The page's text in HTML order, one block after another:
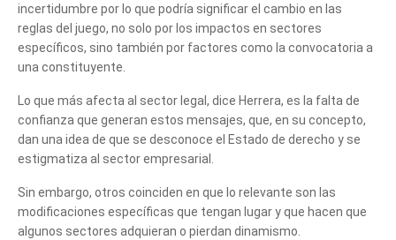
incertidumbre por lo que podría significar el cambio en las
reglas del juego, no solo por los impactos en sectores
específicos, sino también por factores como la convocatoria a
una constituyente.
Lo que más afecta al sector legal, dice Herrera, es la falta de
confianza que generan estos mensajes, que, en su concepto,
dan una idea de que se desconoce el Estado de derecho y se
estigmatiza al sector empresarial.
Sin embargo, otros coinciden en que lo relevante son las
modificaciones específicas que tengan lugar y que hacen que
algunos sectores adquieran o pierdan dinamismo.